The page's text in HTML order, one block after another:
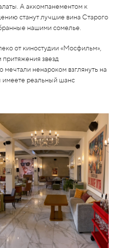
А аккомпанементом к
станут лучшие вина Старого
нашими сомелье.
от киностудии «Мосфильм»,
притяжения звезд
ненароком взглянуть на
имеете реальный шанс